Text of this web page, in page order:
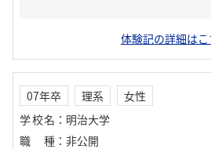
体験記の詳細はこ
07年卒 理系
女性
学校名 ： 明治大学
職種 ： 非公開